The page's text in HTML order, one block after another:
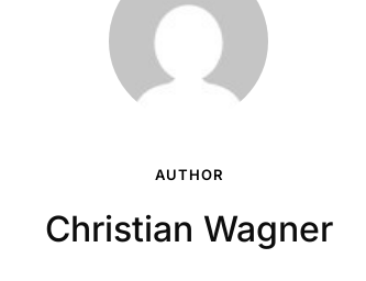
AUTHOR
Christian Wagner